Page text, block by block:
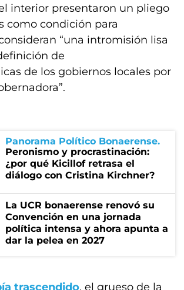
interior presentaron un pliego
como condición para
“una intromisión lisa
de
de los gobiernos locales por
Panorama Político Bonaerense
Peronismo y procrastinación:
¿por qué Kicillof retrasa el
diálogo con Cristina Kirchner?
La UCR bonaerense renovó su
Convención en una jornada
política intensa y ahora apunta a
dar la pelea en 2027
trascendido, el grueso de la